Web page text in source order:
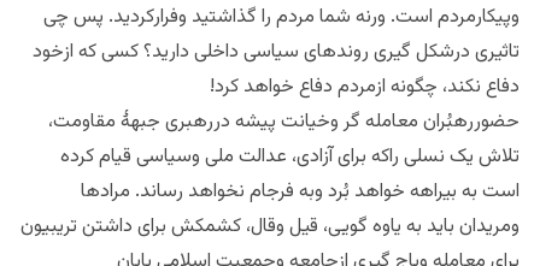
وپیکارمردم است. ورنه شما مردم را گذاشتید وفرارکردید. پس چی
تاثیری درشکل گیری روندهای سیاسی داخلی دارید؟ کسی که ازخود
دفاع نکند، چگونه ازمردم دفاع خواهد کرد!
حضوررهبُران معامله گر وخیانت پیشه دررهبری جبهۀ مقاومت،
تلاش یک نسلی راکه برای آزادی، عدالت ملی وسیاسی قیام کرده
است به بیراهه خواهد بُرد وبه فرجام نخواهد رساند. مرادها
ومریدان باید به یاوه گویی، قیل وقال، کشمکش برای داشتن تریبیون